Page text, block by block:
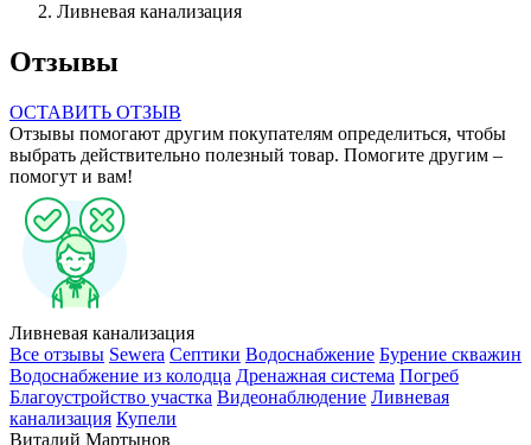
Ливневая канализация
Отзывы
ОСТАВИТЬ ОТЗЫВ
Отзывы помогают другим покупателям определиться, чтобы
выбрать действительно полезный товар. Помогите другим –
помогут и вам!
Ливневая канализация
Все отзывы Sewera Септики Водоснабжение Бурение скважин
Водоснабжение из колодца Дренажная система Погреб
Благоустройство участка Видеонаблюдение Ливневая
канализация Купели
Виталий Мартынов